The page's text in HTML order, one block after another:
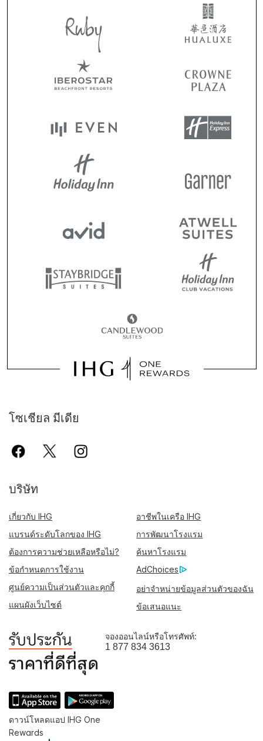
โซเชียล มีเดีย
บริษัท
เกี่ยวกับ IHG
อาชีพในเครือ IHG
แบรนด์ระดับโลกของ IHG
การพัฒนาโรงแรม
ต้องการความช่วยเหลือหรือไม่?
ค้นหาโรงแรม
ข้อกำหนดการใช้งาน
AdChoices
ศูนย์ความเป็นส่วนตัวและคุกกี้
อย่าจำหน่ายข้อมูลส่วนตัวของฉัน
แผนผังเว็บไซต์
ข้อเสนอแนะ
จองออนไลน์หรือโทรศัพท์:
1 877 834 3613
ดาวน์โหลดแอป IHG One
Rewards